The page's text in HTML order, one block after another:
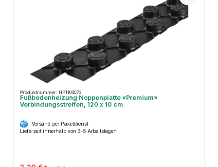
Produktnummer: HP1103072
Fußbodenheizung Noppenplatte «Premium»
Verbindungsstreifen, 120 x 10 cm
Versand per Paketdienst
Lieferzeit innerhalb von 3-5 Arbeitstagen